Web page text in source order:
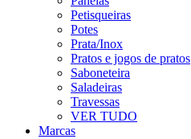
Petisqueiras
Potes
Prata/Inox
Pratos e jogos de pratos
Saboneteira
Saladeiras
Travessas
VER TUDO
Marcas